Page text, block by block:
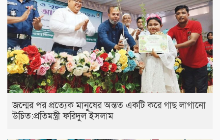
জন্মের পর প্রত্যেক মানুষের অন্তত একটি করে গাছ লাগানো
উচিত:প্রতিমন্ত্রী ফরিদুল ইসলাম